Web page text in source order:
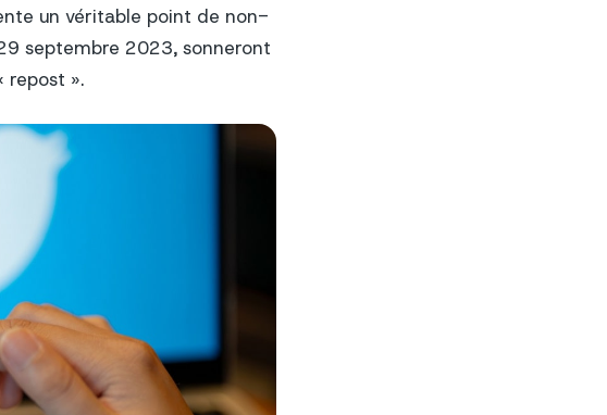
un véritable point de non-
septembre 2023, sonneront
repost ».